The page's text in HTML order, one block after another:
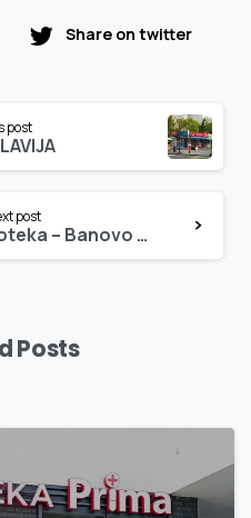
Share on twitter
post
post
Nova Prima apoteka – Banovo Brdo 5!
Posts